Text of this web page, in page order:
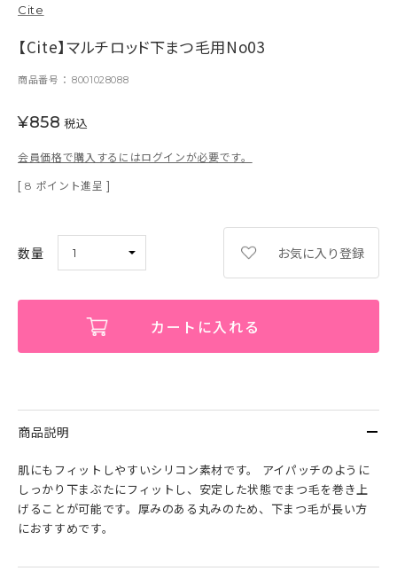
Cite
【Cite】マルチロッド下まつ毛用No03
商品番号 8001028088
¥858 税込
会員価格で購入するにはログインが必要です。
[ 8 ポイント進呈 ]
お気に入り登録
カートに入れる
商品説明
肌にもフィットしやすいシリコン素材です。 アイパッチのように
しっかり下まぶたにフィットし、安定した状態でまつ毛を巻き上
げることが可能です。厚みのある丸みのため、下まつ毛が長い方
におすすめです。